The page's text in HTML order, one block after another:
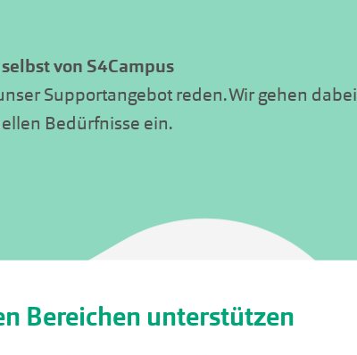
von S4Campus
Supportangebot reden. Wir gehen dabei
Bedürfnisse ein.
Bereichen unterstützen